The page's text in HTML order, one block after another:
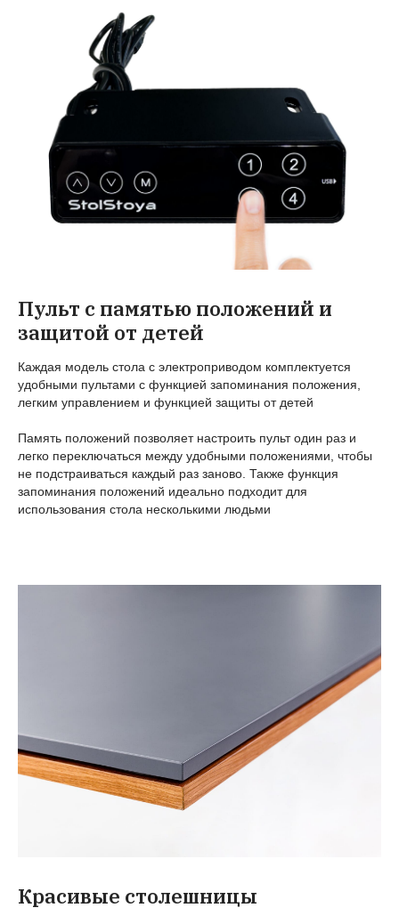
Пульт с памятью положений и
защитой от детей
Каждая модель стола с электроприводом комплектуется
удобными пультами с функцией запоминания положения,
легким управлением и функцией защиты от детей
Память положений позволяет настроить пульт один раз и
легко переключаться между удобными положениями, чтобы
не подстраиваться каждый раз заново. Также функция
запоминания положений идеально подходит для
использования стола несколькими людьми
Красивые столешницы